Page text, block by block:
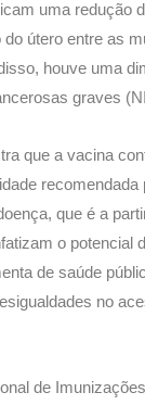
uma redução
útero entre as
houve uma
graves
que a vacina
recomendada
que é a
o potencial
de saúde
no
de